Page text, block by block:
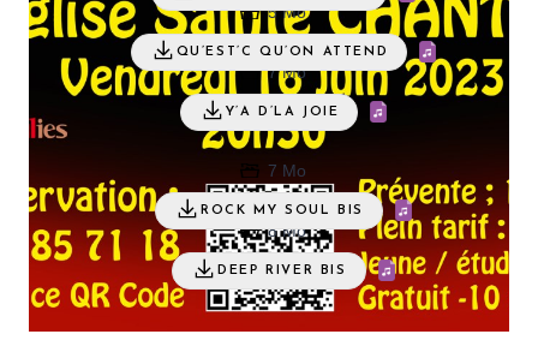
QU’EST’C QU’ON ATTEND
5 Mo
Y’A D’LA JOIE
7 Mo
ROCK MY SOUL BIS
7 Mo
DEEP RIVER BIS
8 Mo